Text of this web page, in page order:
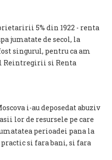
5% din 1922 - renta
jumatate de secol, la
singurul, pentru ca am
Reintregirii si Renta
i-au deposedat abuziv
lor de resursele pe care
perioadei pana la
si fara bani, si fara